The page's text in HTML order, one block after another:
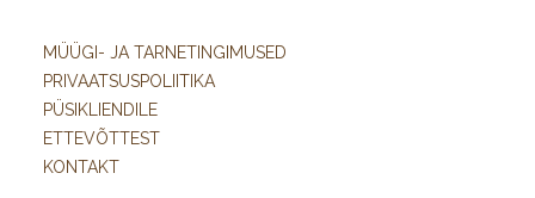
MÜÜGI- JA TARNETINGIMUSED
PRIVAATSUSPOLIITIKA
PÜSIKLIENDILE
ETTEVÕTTEST
KONTAKT